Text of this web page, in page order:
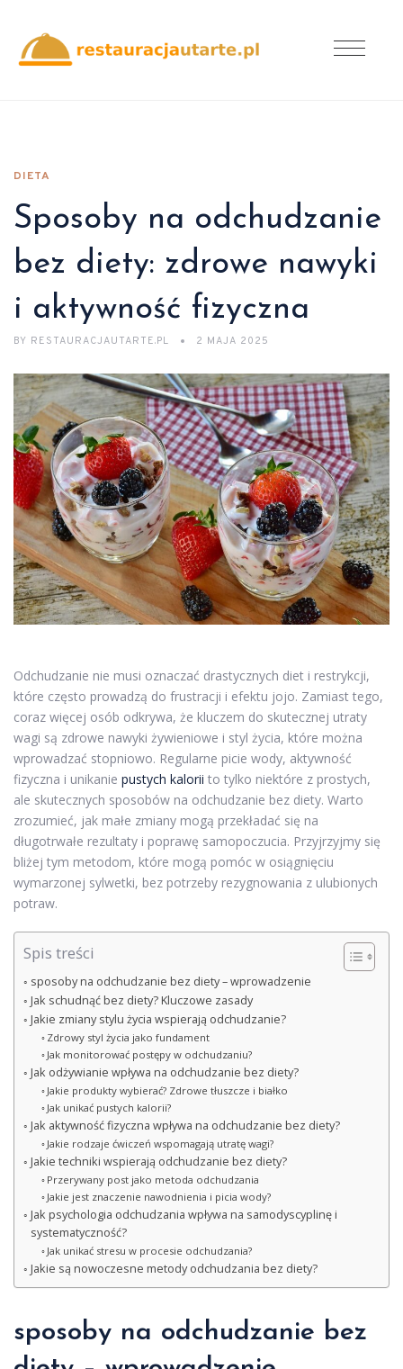
DIETA
Sposoby na odchudzanie
bez diety: zdrowe nawyki
i aktywność fizyczna
BY RESTAURACJAUTARTE.PL 2 MAJA 2025
Odchudzanie nie musi oznaczać drastycznych diet i restrykcji,
które często prowadzą do frustracji i efektu jojo. Zamiast tego,
coraz więcej osób odkrywa, że kluczem do skutecznej utraty
wagi są zdrowe nawyki żywieniowe i styl życia, które można
wprowadzać stopniowo. Regularne picie wody, aktywność
fizyczna i unikanie pustych kalorii to tylko niektóre z prostych,
ale skutecznych sposobów na odchudzanie bez diety. Warto
zrozumieć, jak małe zmiany mogą przekładać się na
długotrwałe rezultaty i poprawę samopoczucia. Przyjrzyjmy się
bliżej tym metodom, które mogą pomóc w osiągnięciu
wymarzonej sylwetki, bez potrzeby rezygnowania z ulubionych
potraw.
Spis treści
sposoby na odchudzanie bez diety – wprowadzenie
Jak schudnąć bez diety? Kluczowe zasady
Jakie zmiany stylu życia wspierają odchudzanie?
Zdrowy styl życia jako fundament
Jak monitorować postępy w odchudzaniu?
Jak odżywianie wpływa na odchudzanie bez diety?
Jakie produkty wybierać? Zdrowe tłuszcze i białko
Jak unikać pustych kalorii?
Jak aktywność fizyczna wpływa na odchudzanie bez diety?
Jakie rodzaje ćwiczeń wspomagają utratę wagi?
Jakie techniki wspierają odchudzanie bez diety?
Przerywany post jako metoda odchudzania
Jakie jest znaczenie nawodnienia i picia wody?
Jak psychologia odchudzania wpływa na samodyscyplinę i
systematyczność?
Jak unikać stresu w procesie odchudzania?
Jakie są nowoczesne metody odchudzania bez diety?
sposoby na odchudzanie bez